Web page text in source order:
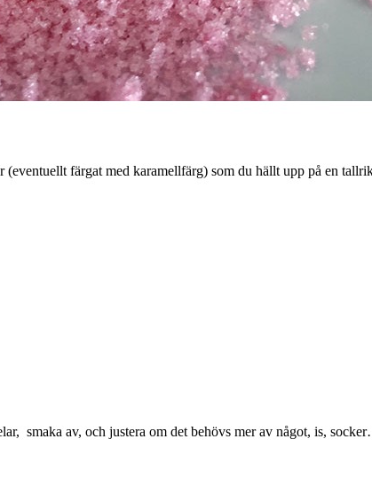
(eventuellt färgat med karamellfärg) som du hällt upp på en
smaka av, och justera om det behövs mer av något, is,